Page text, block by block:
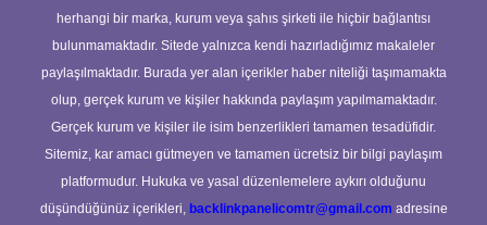
herhangi bir marka, kurum veya şahıs şirketi ile hiçbir bağlantısı
bulunmamaktadır. Sitede yalnızca kendi hazırladığımız makaleler
paylaşılmaktadır. Burada yer alan içerikler haber niteliği taşımamakta
olup, gerçek kurum ve kişiler hakkında paylaşım yapılmamaktadır.
Gerçek kurum ve kişiler ile isim benzerlikleri tamamen tesadüfidir.
Sitemiz, kar amacı gütmeyen ve tamamen ücretsiz bir bilgi paylaşım
platformudur. Hukuka ve yasal düzenlemelere aykırı olduğunu
düşündüğünüz içerikleri, backlinkpanelicomtr@gmail.com adresine